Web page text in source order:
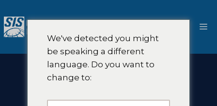
do
treści
We've detected you might
be speaking a different
language. Do you want to
change to: